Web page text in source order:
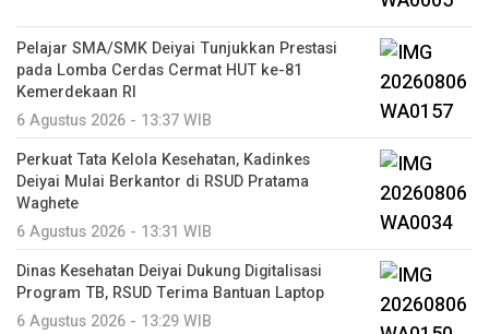
Pelajar SMA/SMK Deiyai Tunjukkan Prestasi
pada Lomba Cerdas Cermat HUT ke-81
Kemerdekaan RI
6 Agustus 2026 - 13:37 WIB
Perkuat Tata Kelola Kesehatan, Kadinkes
Deiyai Mulai Berkantor di RSUD Pratama
Waghete
6 Agustus 2026 - 13:31 WIB
Dinas Kesehatan Deiyai Dukung Digitalisasi
Program TB, RSUD Terima Bantuan Laptop
6 Agustus 2026 - 13:29 WIB